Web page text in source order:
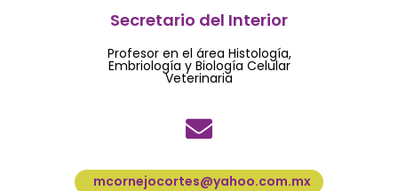
Secretario del Interior
Profesor en el área Histología,
Embriología y Biología Celular
Veterinaria
mcornejocortes@yahoo.com.mx